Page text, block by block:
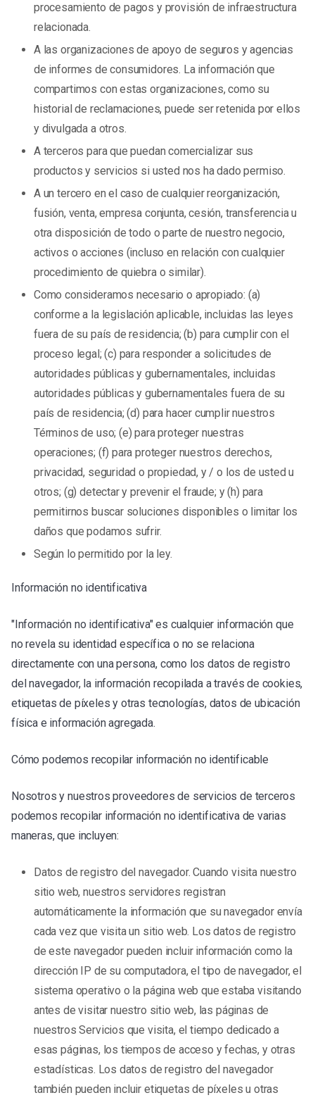
procesamiento de pagos y provisión de infraestructura
relacionada.
A las organizaciones de apoyo de seguros y agencias
de informes de consumidores. La información que
compartimos con estas organizaciones, como su
historial de reclamaciones, puede ser retenida por ellos
y divulgada a otros.
A terceros para que puedan comercializar sus
productos y servicios si usted nos ha dado permiso.
A un tercero en el caso de cualquier reorganización,
fusión, venta, empresa conjunta, cesión, transferencia u
otra disposición de todo o parte de nuestro negocio,
activos o acciones (incluso en relación con cualquier
procedimiento de quiebra o similar).
Como consideramos necesario o apropiado: (a)
conforme a la legislación aplicable, incluidas las leyes
fuera de su país de residencia; (b) para cumplir con el
proceso legal; (c) para responder a solicitudes de
autoridades públicas y gubernamentales, incluidas
autoridades públicas y gubernamentales fuera de su
país de residencia; (d) para hacer cumplir nuestros
Términos de uso; (e) para proteger nuestras
operaciones; (f) para proteger nuestros derechos,
privacidad, seguridad o propiedad, y / o los de usted u
otros; (g) detectar y prevenir el fraude; y (h) para
permitirnos buscar soluciones disponibles o limitar los
daños que podamos sufrir.
Según lo permitido por la ley.
Información no identificativa
"Información no identificativa" es cualquier información que
no revela su identidad específica o no se relaciona
directamente con una persona, como los datos de registro
del navegador, la información recopilada a través de cookies,
etiquetas de píxeles y otras tecnologías, datos de ubicación
física e información agregada.
Cómo podemos recopilar información no identificable
Nosotros y nuestros proveedores de servicios de terceros
podemos recopilar información no identificativa de varias
maneras, que incluyen:
Datos de registro del navegador. Cuando visita nuestro
sitio web, nuestros servidores registran
automáticamente la información que su navegador envía
cada vez que visita un sitio web. Los datos de registro
de este navegador pueden incluir información como la
dirección IP de su computadora, el tipo de navegador, el
sistema operativo o la página web que estaba visitando
antes de visitar nuestro sitio web, las páginas de
nuestros Servicios que visita, el tiempo dedicado a
esas páginas, los tiempos de acceso y fechas, y otras
estadísticas. Los datos de registro del navegador
también pueden incluir etiquetas de píxeles u otras